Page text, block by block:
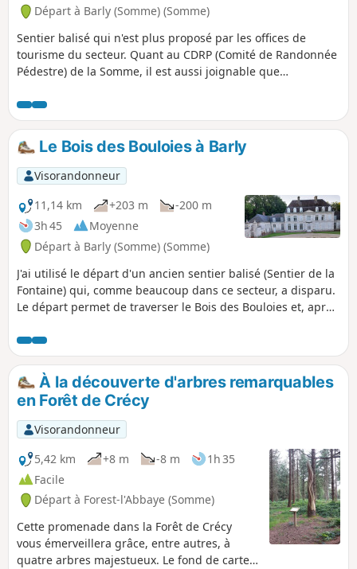
Départ à Barly (Somme) (Somme)
Sentier balisé qui n'est plus proposé par les offices de
tourisme du secteur. Quant au CDRP (Comité de Randonnée
Pédestre) de la Somme, il est aussi joignable que
très beaux sentiers : au départ, la montée sur le plateau
puis, à Remaisnil, la descente par le Bois de Courcelles.
Le Bois des Bouloies à Barly
Visorandonneur
11,14 km
+203 m
-200 m
3h 45
Moyenne
Départ à Barly (Somme) (Somme)
J'ai utilisé le départ d'un ancien sentier balisé (Sentier de la
Fontaine) qui, comme beaucoup dans ce secteur, a disparu.
Le départ permet de traverser le Bois des Bouloies et, après
chemins d'exploitation. Pique-nique possible sur la place.
On peut enchaîner avec la randonnée "Les pâtis au départ
de Barly" pour un total de 20 km.
À la découverte d'arbres remarquables
en Forêt de Crécy
Visorandonneur
5,42 km
+8 m -8 m
1h 35
Facile
Départ à Forest-l'Abbaye (Somme)
Cette promenade dans la Forêt de Crécy
vous émerveillera grâce, entre autres, à
quatre arbres majestueux. Le fond de carte